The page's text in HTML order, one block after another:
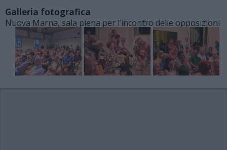
Galleria fotografica
Nuova Marna, sala piena per l’incontro delle opposizioni